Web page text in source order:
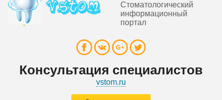
Стоматологический
информационный
портал
Консультация специалистов
vstom.ru